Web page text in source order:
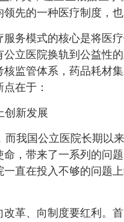
先的一种医疗制度，也
模式的核心是将医
立医院换轨到公益性
监管体系，药品耗材
在于：
新发展
国公立医院长期以
，带来了一系列的问
直在投入不够的问题
、向制度要红利。首